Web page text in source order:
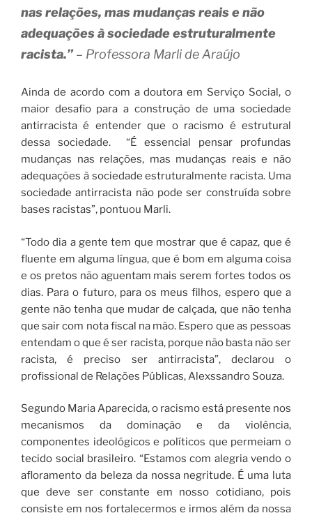
nas relações, mas mudanças reais e não
adequações à sociedade estruturalmente
racista.”– Professora Marli de Araújo
Ainda de acordo com a doutora em Serviço Social, o
maior desafio para a construção de uma sociedade
antirracista é entender que o racismo é estrutural
dessa sociedade. “É essencial pensar profundas
mudanças nas relações, mas mudanças reais e não
adequações à sociedade estruturalmente racista. Uma
sociedade antirracista não pode ser construída sobre
bases racistas”, pontuou Marli.
“Todo dia a gente tem que mostrar que é capaz, que é
fluente em alguma língua, que é bom em alguma coisa
e os pretos não aguentam mais serem fortes todos os
dias. Para o futuro, para os meus filhos, espero que a
gente não tenha que mudar de calçada, que não tenha
que sair com nota fiscal na mão. Espero que as pessoas
entendam o que é ser racista, porque não basta não ser
racista, é preciso ser antirracista”, declarou o
profissional de Relações Públicas, Alexssandro Souza.
Segundo Maria Aparecida, o racismo está presente nos
mecanismos da dominação e da violência,
componentes ideológicos e políticos que permeiam o
tecido social brasileiro. “Estamos com alegria vendo o
afloramento da beleza da nossa negritude. É uma luta
que deve ser constante em nosso cotidiano, pois
consiste em nos fortalecermos e irmos além da nossa